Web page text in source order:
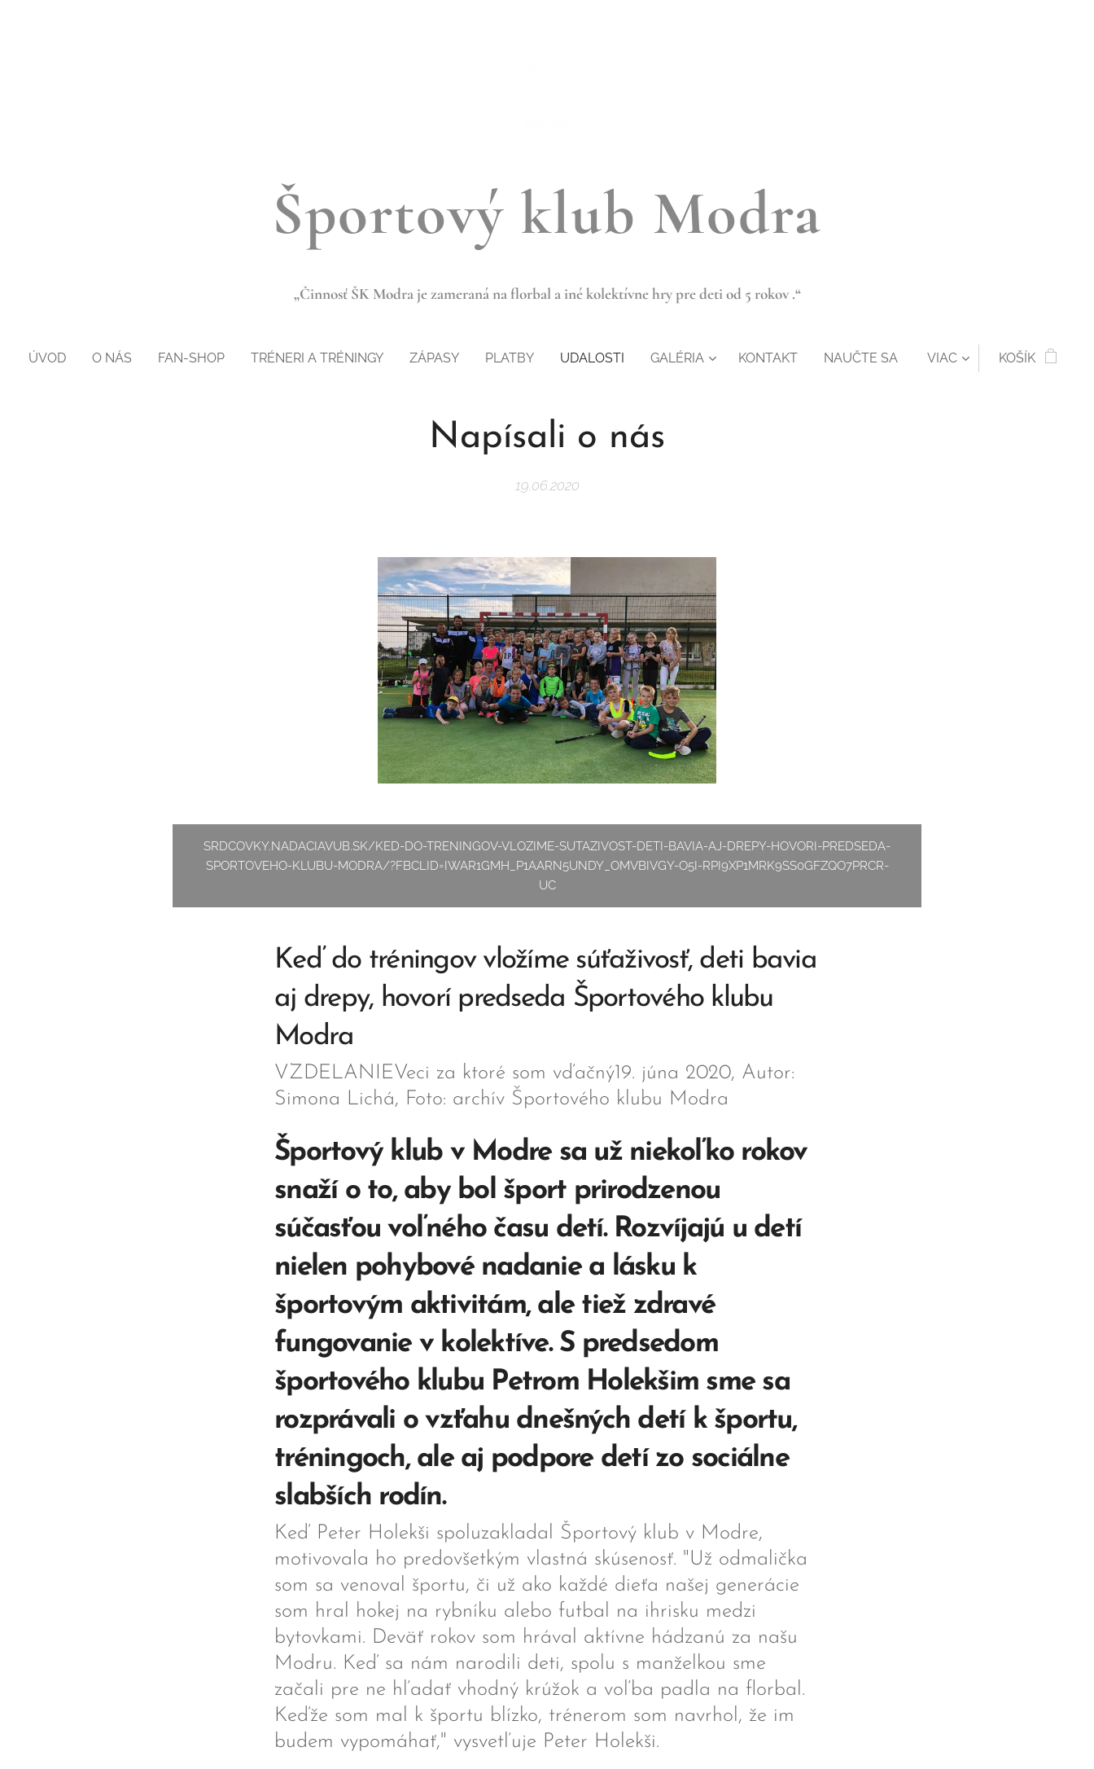
Športový klub Modra
„Činnosť ŠK Modra je zameraná na florbal a iné kolektívne hry pre deti od 5 rokov .“
ÚVOD O NÁS FAN-SHOP TRÉNERI A TRÉNINGY ZÁPASY PLATBY UDALOSTI GALÉRIA KONTAKT NAUČTE SA VIAC KOŠÍK
Napísali o nás
19.06.2020
SRDCOVKY.NADACIAVUB.SK/KED-DO-TRENINGOV-VLOZIME-SUTAZIVOST-DETI-BAVIA-AJ-DREPY-HOVORI-PREDSEDA-
SPORTOVEHO-KLUBU-MODRA/?FBCLID=IWAR1GMH_P1AARN5UNDY_OMVBIVGY-O5I-RPI9XP1MRK9SS0GFZQO7PRCR-
UC
Keď do tréningov vložíme súťaživosť, deti bavia
aj drepy, hovorí predseda Športového klubu
Modra
VZDELANIEVeci za ktoré som vďačný19. júna 2020, Autor:
Simona Lichá, Foto: archív Športového klubu Modra
Športový klub v Modre sa už niekoľko rokov
snaží o to, aby bol šport prirodzenou
súčasťou voľného času detí. Rozvíjajú u detí
nielen pohybové nadanie a lásku k
športovým aktivitám, ale tiež zdravé
fungovanie v kolektíve. S predsedom
športového klubu Petrom Holekšim sme sa
rozprávali o vzťahu dnešných detí k športu,
tréningoch, ale aj podpore detí zo sociálne
slabších rodín.
Keď Peter Holekši spoluzakladal Športový klub v Modre,
motivovala ho predovšetkým vlastná skúsenosť. "Už odmalička
som sa venoval športu, či už ako každé dieťa našej generácie
som hral hokej na rybníku alebo futbal na ihrisku medzi
bytovkami. Deväť rokov som hrával aktívne hádzanú za našu
Modru. Keď sa nám narodili deti, spolu s manželkou sme
začali pre ne hľadať vhodný krúžok a voľba padla na florbal.
Keďže som mal k športu blízko, trénerom som navrhol, že im
budem vypomáhať," vysvetľuje Peter Holekši.